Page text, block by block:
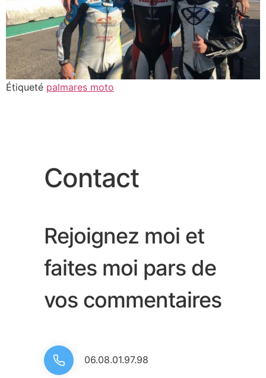
Étiqueté palmares moto
Contact
Rejoignez moi et
faites moi pars de
vos commentaires
06.08.01.97.98